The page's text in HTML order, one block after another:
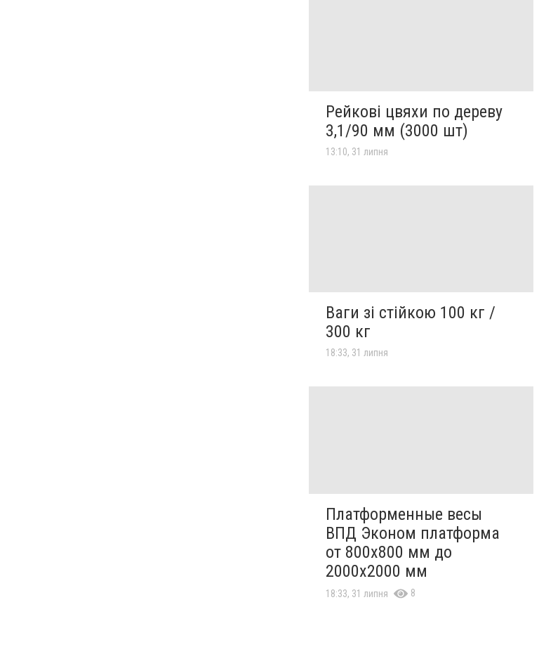
Рейкові цвяхи по дереву
3,1/90 мм (3000 шт)
13:10, 31 липня
Ваги зі стійкою 100 кг /
300 кг
18:33, 31 липня
Платформенные весы
ВПД Эконом платформа
от 800х800 мм до
2000х2000 мм
18:33, 31 липня 8